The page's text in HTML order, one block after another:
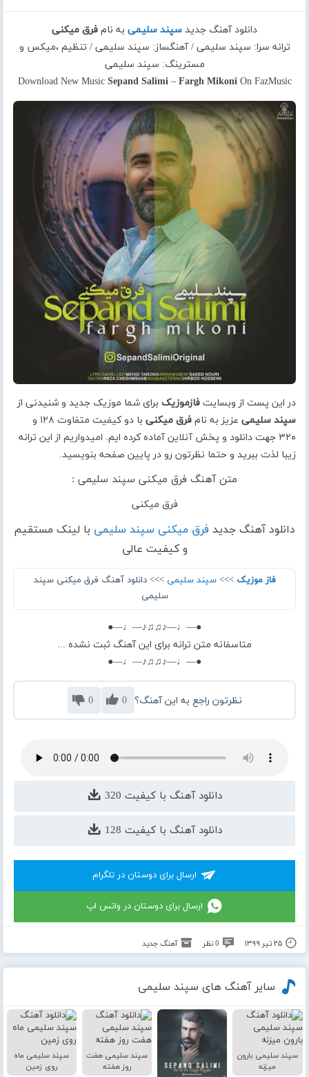
دانلود آهنگ جدید سپند سلیمی به نام فرق میکنی
ترانه سرا: سپند سلیمی / آهنگساز: سپند سلیمی / تنظیم ،میکس و
مسترینگ: سپند سلیمی
Download New Music Sepand Salimi– Fargh MikoniOn FazMusic
در این پست از وبسایتفازموزیک برای شما موزیک جدید و شنیدنی از
سپند سلیمی عزیز به نامفرق میکنی
با دو کیفیت متفاوت ۱۲۸ و
۳۲۰ جهت دانلود و پخش آنلاین آماده کرده ایم. امیدواریم از این ترانه
زیبا لذت ببرید و حتما نظرتون رو در پایین صفحه بنویسید.
متن آهنگ فرق میکنی سپند سلیمی :
فرق میکنی
دانلود آهنگ جدید فرق میکنی سپند سلیمی با لینک مستقیم
و کیفیت عالی
فاز موزیک >>>سپند سلیمی >>> دانلود آهنگ فرق میکنی سپند
سلیمی
●—♩—♪♫♫♪—♩—●
متاسفانه متن ترانه برای این آهنگ ثبت نشده ...
●—♩—♪♫♫♪—♩—●
نظرتون راجع به این آهنگ؟ 0
0
دانلود آهنگ با کیفیت 320
دانلود آهنگ با کیفیت 128
ارسال برای دوستان در تلگرام
ارسال برای دوستان در واتس اپ
۲۵ تیر ۱۳۹۹ 0 نظر آهنگ جدید
سایر آهنگ های سپند سلیمی
سپند سلیمی بارون
میزنه
سپند سلیمی هفت
روز هفته
سپند سلیمی ماه
روی زمین